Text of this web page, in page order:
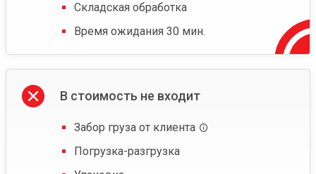
Складская обработка
Время ожидания 30 мин.
В стоимость не входит
Забор груза от клиента
Погрузка-разгрузка